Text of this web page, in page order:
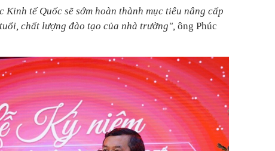
tế Quốc sẽ sớm hoàn thành mục tiêu nâng cấp
chất lượng đào tạo của nhà trường", ông Phúc